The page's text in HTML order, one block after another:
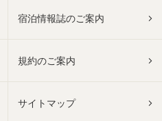
宿泊情報誌のご案内
規約のご案内
サイトマップ